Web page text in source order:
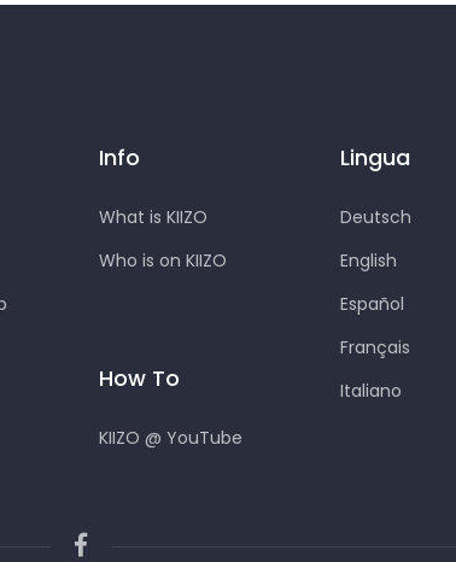
Info
What is KIIZO
Who is on KIIZO
How To
KIIZO @ YouTube
Lingua
Deutsch
English
Español
Français
Italiano